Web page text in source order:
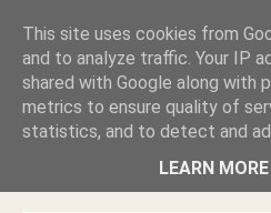
ΑΥΤΟΧΘΟΝΕΣ ΜΟΥ
ΦΙΜΩΣΑΝ ΤΟ SITE. ΟΙ
ΕΠΕΝΔΥΣΑΤΕ ΓΙΑ ΛΕΗΛΑΣΙΑ
ΓΛΥΦΑΔΑ WEB |ΟΙ
ΜΙΚΡΟΝ ΑΠΑΓΟΥΣΙ
This site uses cookies from
and to analyze traffic. Your IP
shared with Google along with
metrics to ensure quality of
statistics, and to detect and
LEARN MORE